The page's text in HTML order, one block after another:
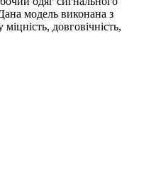
модель виконана з
довговічність,